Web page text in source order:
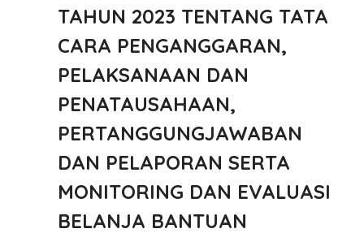
TAHUN 2023 TENTANG TATA
CARA PENGANGGARAN,
PELAKSANAAN DAN
PENATAUSAHAAN,
PERTANGGUNGJAWABAN
DAN PELAPORAN SERTA
MONITORING DAN EVALUASI
BELANJA BANTUAN